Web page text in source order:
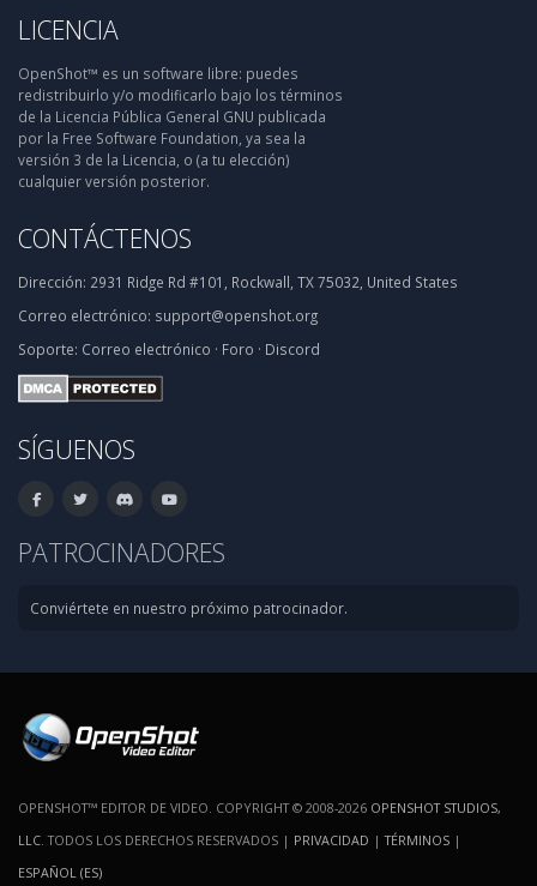
LICENCIA
OpenShot™ es un software libre: puedes
redistribuirlo y/o modificarlo bajo los términos
de la Licencia Pública General GNU publicada
por la Free Software Foundation, ya sea la
versión 3 de la Licencia, o (a tu elección)
cualquier versión posterior.
CONTÁCTENOS
Dirección: 2931 Ridge Rd #101, Rockwall, TX 75032, United States
Correo electrónico: support@openshot.org
Soporte: Correo electrónico · Foro · Discord
SÍGUENOS
PATROCINADORES
Conviértete en nuestro próximo patrocinador.
OPENSHOT™ EDITOR DE VIDEO. COPYRIGHT © 2008-2026 OPENSHOT STUDIOS,
LLC . TODOS LOS DERECHOS RESERVADOS | PRIVACIDAD |TÉRMINOS |
ESPAÑOL (ES)